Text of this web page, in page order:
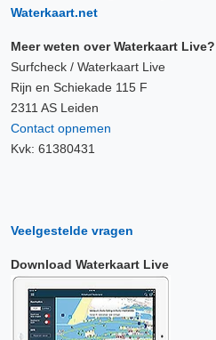
Waterkaart.net
Meer weten over Waterkaart Live?
Surfcheck / Waterkaart Live
Rijn en Schiekade 115 F
2311 AS Leiden
Contact opnemen
Kvk: 61380431
Veelgestelde vragen
Download Waterkaart Live